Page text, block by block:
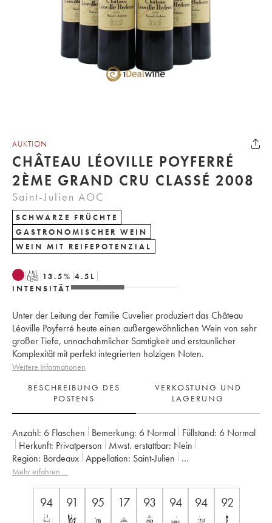
AUKTION
CHÂTEAU LÉOVILLE POYFERRÉ
2ÈME GRAND CRU CLASSÉ 2008
Saint-Julien AOC
SCHWARZE FRÜCHTE
GASTRONOMISCHER WEIN
WEIN MIT REIFEPOTENZIAL
T 13.5% 4.5 L
INTENSITÄT
Unter der Leitung der Familie Cuvelier produziert das Château
Léoville Poyferré heute einen außergewöhnlichen Wein von sehr
großer Tiefe, unnachahmlicher Samtigkeit und erstaunlicher
Komplexität mit perfekt integrierten holzigen Noten.
Weitere Informationen
BESCHREIBUNG DES
POSTENS
VERKOSTUNG UND
LAGERUNG
Anzahl: 6 Flaschen Bemerkung: 6 Normal Füllstand: 6 Normal
Herkunft:
privatperson Mwst. erstattbar:
nein
Region:
Bordeaux Appellation:
Saint-Julien
Klassifizierung:
Mehr erfahren …
94 91 95 17 93 94 94 92